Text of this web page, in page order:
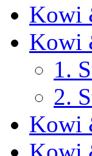
Kowi
Kowi
1.
2.
Kowi